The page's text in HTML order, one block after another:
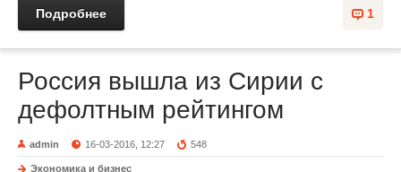
1
Подробнее
Россия вышла из Сирии с
дефолтным рейтингом
admin 16-03-2016, 12:27 548
Экономика и бизнес